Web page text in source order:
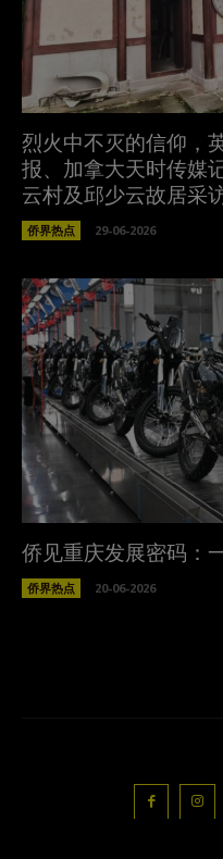
烈火中不灭的信仰，
报、加拿大天时传媒
云村及邱少云故居采
侨界热点 29-06-2026
侨见重庆发展密码：
侨界热点 20-06-2026